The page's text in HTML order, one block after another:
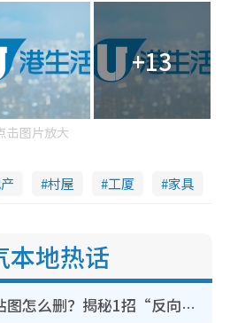
+13
击图片放大
村屋 工厦 家具
本地热话
WhatsApp预设贴图怎么删？揭秘1招“反向操作”还原简洁界面 附3步实测教程